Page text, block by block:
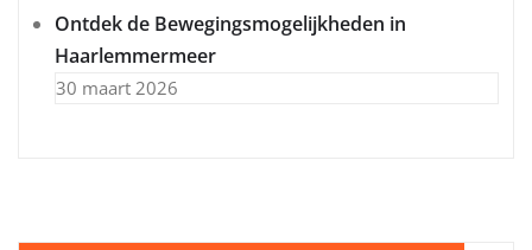
Ontdek de Bewegingsmogelijkheden in
Haarlemmermeer
30 maart 2026